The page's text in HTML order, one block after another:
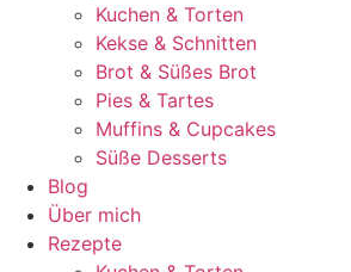
Kuchen & Torten
Kekse & Schnitten
Brot & Süßes Brot
Pies & Tartes
Muffins & Cupcakes
Süße Desserts
Blog
Über mich
Rezepte